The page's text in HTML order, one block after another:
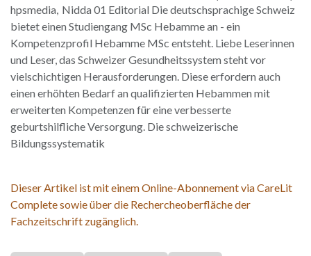
hpsmedia, Nidda 01 Editorial Die deutschsprachige Schweiz
bietet einen Studiengang MSc Hebamme an - ein
Kompetenzprofil Hebamme MSc entsteht. Liebe Leserinnen
und Leser, das Schweizer Gesundheitssystem steht vor
vielschichtigen Herausforderungen. Diese erfordern auch
einen erhöhten Bedarf an qualifizierten Hebammen mit
erweiterten Kompetenzen für eine verbesserte
geburtshilfliche Versorgung. Die schweizerische
Bildungssystematik
Dieser Artikel ist mit einem Online-Abonnement via CareLit
Complete sowie über die Rechercheoberfläche der
Fachzeitschrift zugänglich.